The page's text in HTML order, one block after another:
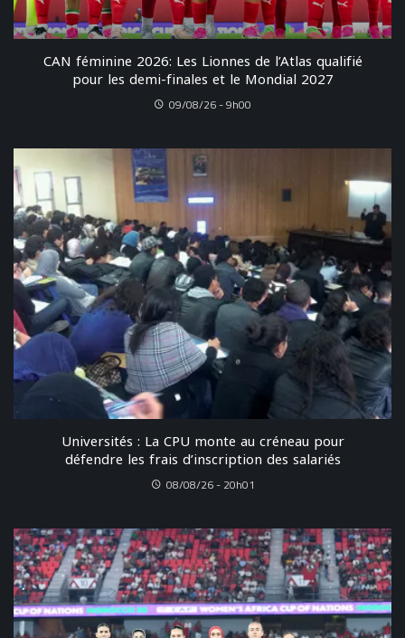
CAN féminine 2026: Les Lionnes de l’Atlas qualifié
pour les demi-finales et le Mondial 2027
09/08/26 - 9h00
Universités : La CPU monte au créneau pour
défendre les frais d’inscription des salariés
08/08/26 - 20h01